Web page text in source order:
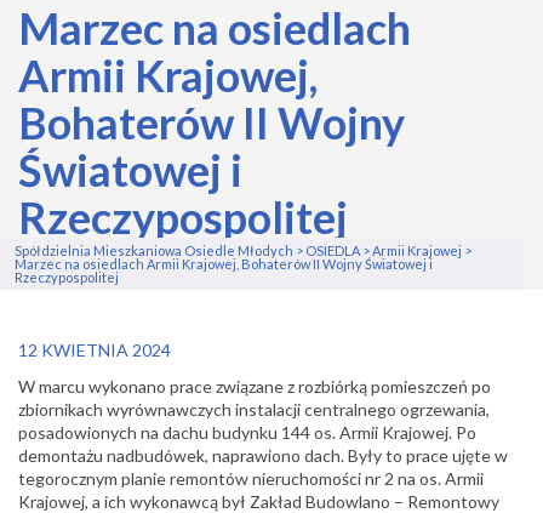
Marzec na osiedlach
Armii Krajowej,
Bohaterów II Wojny
Światowej i
Rzeczypospolitej
Spółdzielnia Mieszkaniowa Osiedle Młodych > OSIEDLA >Armii Krajowej >
Marzec na osiedlach Armii Krajowej, Bohaterów II Wojny Światowej i
Rzeczypospolitej
12 KWIETNIA 2024
W marcu wykonano prace związane z rozbiórką pomieszczeń po
zbiornikach wyrównawczych instalacji centralnego ogrzewania,
posadowionych na dachu budynku 144 os. Armii Krajowej. Po
demontażu nadbudówek, naprawiono dach. Były to prace ujęte w
tegorocznym planie remontów nieruchomości nr 2 na os. Armii
Krajowej, a ich wykonawcą był Zakład Budowlano – Remontowy